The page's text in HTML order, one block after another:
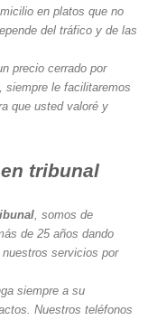
en platos que no
del tráfico y de las
precio cerrado por
le facilitaremos
que usted valoré y
tribunal
, somos de
de 25 años dando
servicios por
siempre a su
Nuestros teléfonos